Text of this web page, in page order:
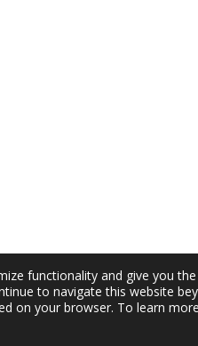
functionality and give you
to navigate this website
on your browser. To learn